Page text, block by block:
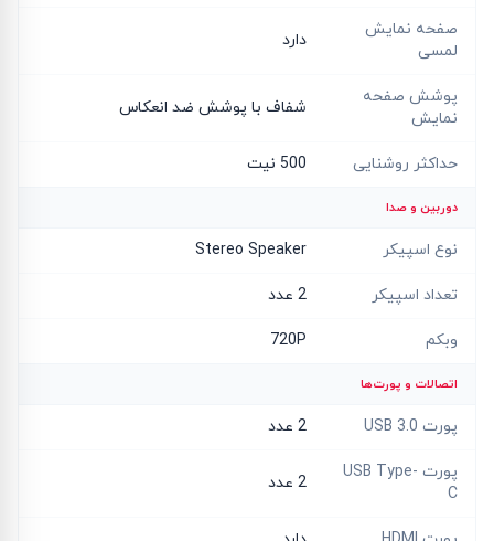
صفحه نمایش
لمسی
دارد
پوشش صفحه
نمایش
شفاف با پوشش ضد انعکاس
حداکثر روشنایی 500 نیت
دوربین و صدا
نوع اسپیکر Stereo Speaker
تعداد اسپیکر 2 عدد
وبکم 720P
اتصالات و پورت‌ها
پورت USB 3.0 2 عدد
پورت USB Type-
C
2 عدد